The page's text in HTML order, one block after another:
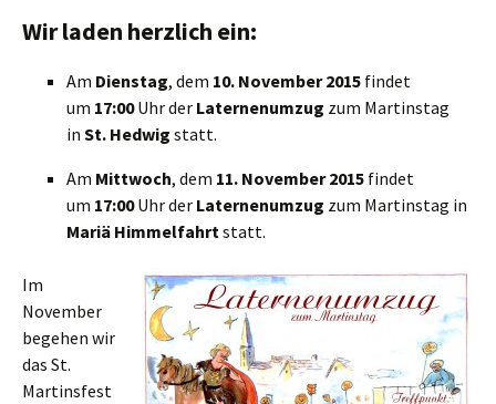
Wir laden herzlich ein:
Am Dienstag, dem 10. November 2015 findet
um 17:00 Uhr der Laternenumzug zum Martinstag
in St. Hedwig statt.
Am Mittwoch, dem 11. November 2015 findet
um 17:00 Uhr der Laternenumzug zum Martinstag in
Mariä Himmelfahrtstatt.
Im
November
begehen wir
das St.
Martinsfest